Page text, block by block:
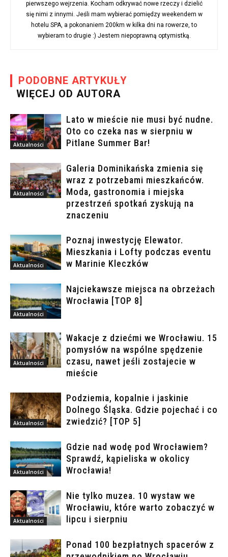
pierwszego wejrzenia. Kocham odkrywać nowe rzeczy i dzielić
się nimi z innymi. Jeśli mam wybierać pomiędzy weekendem w
hotelu SPA, a pokonaniem 200km w kilka dni na rowerze, to
wybieram to drugie :) Jestem niepoprawną optymistką.
PODOBNE ARTYKUŁY
WIĘCEJ OD AUTORA
Aktualności
Lato w mieście nie musi być nudne.
Oto co czeka nas w sierpniu w
Pitlane Summer Bar!
Aktualności
Galeria Dominikańska zmienia się
wraz z potrzebami mieszkańców.
Moda, gastronomia i miejska
przestrzeń spotkań zyskują na
znaczeniu
Aktualności
Poznaj inwestycję Elewator.
Mieszkania i Lofty podczas eventu
w Marinie Kleczków
Aktualności
Najciekawsze miejsca na obrzeżach
Wrocławia [TOP 8]
Aktualności
Wakacje z dziećmi we Wrocławiu. 15
pomysłów na wspólne spędzenie
czasu, nawet jeśli zostajecie w
mieście
Aktualności
Podziemia, kopalnie i jaskinie
Dolnego Śląska. Gdzie pojechać i co
zwiedzić? [TOP 5]
Aktualności
Gdzie nad wodę pod Wrocławiem?
Sprawdź, kąpieliska w okolicy
Wrocławia!
Aktualności
Nie tylko muzea. 10 wystaw we
Wrocławiu, które warto zobaczyć w
lipcu i sierpniu
Ponad 100 bezpłatnych spacerów z